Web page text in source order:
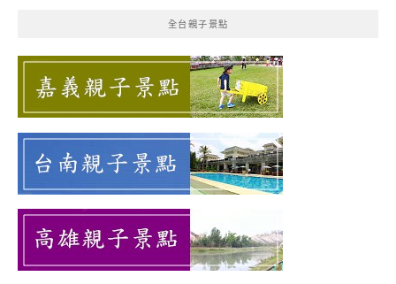
全台親子景點